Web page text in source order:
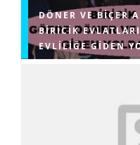
DÖNER VE BIÇER
BIRICIK
EVLILIĞE GIDEN